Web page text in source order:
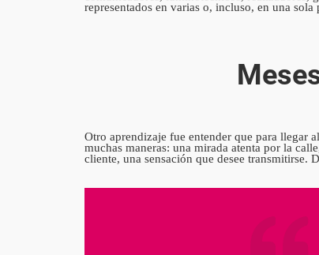
representados en varias o, incluso, en una sola
Otro aprendizaje fue entender que para llegar
muchas maneras: una mirada atenta por la
cliente, una sensación que desee transmitirse.